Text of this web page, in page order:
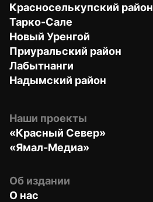
Красноселькупский район
Тарко-Сале
Новый Уренгой
Приуральский район
Лабытнанги
Надымский район
Наши проекты
«Красный Север»
«Ямал-Медиа»
Об издании
О нас